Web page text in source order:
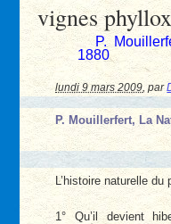
vignes
P.
1880
lundi 9 mars 2009 ,par
P. Mouillerfert, La
L’histoire naturelle
1° Qu’il devient